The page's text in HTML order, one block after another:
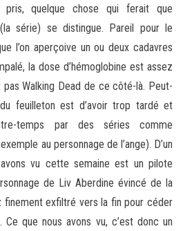
quelque chose qui ferait que
série) se distingue. Pareil pour le
l’on aperçoive un ou deux cadavres
la dose d’hémoglobine est assez
pas Walking Dead de ce côté-là. Peut-
feuilleton est d’avoir trop tardé et
temps par des séries comme
au personnage de l’ange). D’un
vu cette semaine est un pilote
de Liv Aberdine évincé de la
finement exfiltré vers la fin pour céder
que nous avons vu, c’est donc un